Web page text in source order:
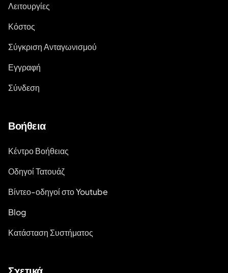
Λειτουργίες
Κόστος
Σύγκριση Ανταγωνισμού
Εγγραφή
Σύνδεση
Βοήθεια
Κέντρο Βοήθειας
Οδηγοί Τατουάζ
Βίντεο-οδηγοί στο Youtube
Blog
Κατάσταση Συστήματος
Σχετικά